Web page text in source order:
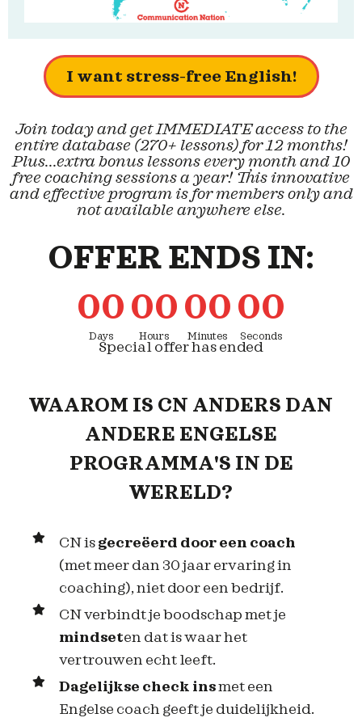
I want stress-free English!
Join today and get IMMEDIATE access to the
entire database (270+ lessons) for 12 months!
Plus...extra bonus lessons every month and 10
free coaching sessions a year! This innovative
and effective program is for members only and
not available anywhere else.
OFFER ENDS IN:
00
Days
00
Hours
00
Minutes
00
Seconds
Special offer has ended
WAAROM IS CN ANDERS DAN
ANDERE ENGELSE
PROGRAMMA'S IN DE
WERELD?
CN is gecreëerd door een coach
(met meer dan 30 jaar ervaring in
coaching), niet door een bedrijf.
CN verbindt je boodschap met je
mindseten dat is waar het
vertrouwen echt leeft.
Dagelijkse check insmet een
Engelse coach geeft je duidelijkheid.